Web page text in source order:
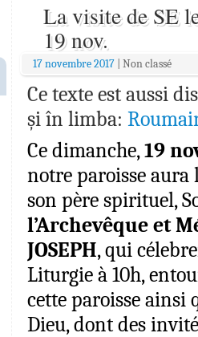
La visite de SE
19 nov.
17 novembre 2017 Non classé
Ce texte est aussi
și în limba:
Ce dimanche,19
notre paroisse aura
son père spirituel,
l’Archevêque et
JOSEPH, qui
Liturgie à 10h,
cette paroisse ainsi
Dieu, dont des